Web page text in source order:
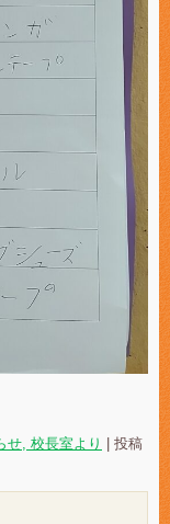
せ, 校長室より | 投稿